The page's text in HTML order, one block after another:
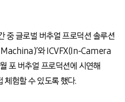
중 글로벌 버추얼 프로덕션 솔루션
Machina)’와 ICVFX(In-Camera
버추얼 프로덕션에 시연해
체험할 수 있도록 했다.